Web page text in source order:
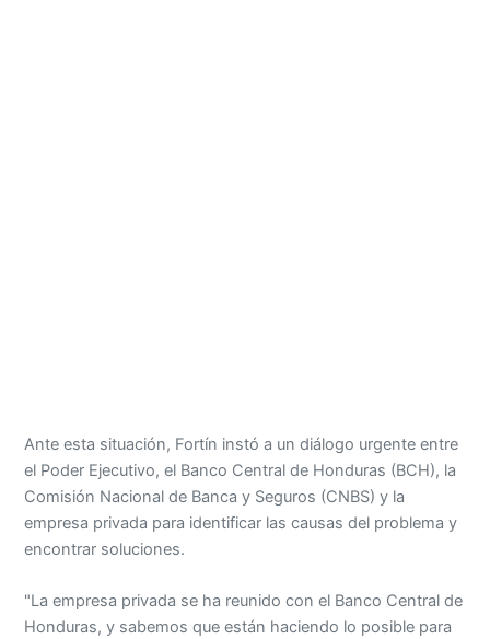
Ante esta situación, Fortín instó a un diálogo urgente entre
el Poder Ejecutivo, el Banco Central de Honduras (BCH), la
Comisión Nacional de Banca y Seguros (CNBS) y la
empresa privada para identificar las causas del problema y
encontrar soluciones.
"La empresa privada se ha reunido con el Banco Central de
Honduras, y sabemos que están haciendo lo posible para